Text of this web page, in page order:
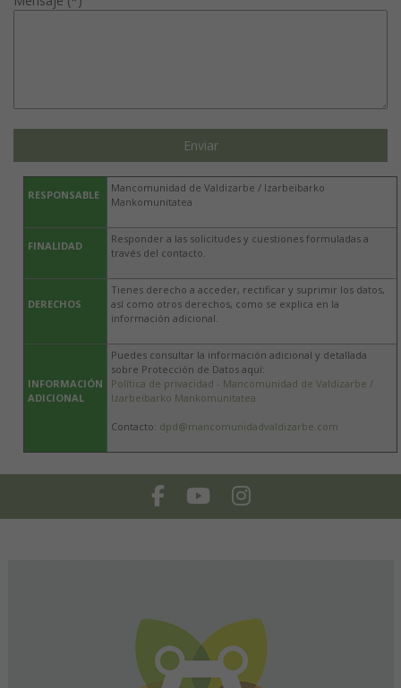
RESPONSABLE
Mancomunidad de Valdizarbe / Izarbeibarko
Mankomunitatea
FINALIDAD
Responder a las solicitudes y cuestiones formuladas a
través del contacto.
DERECHOS
Tienes derecho a acceder, rectificar y suprimir los datos,
así como otros derechos, como se explica en la
información adicional.
INFORMACIÓN
ADICIONAL
Puedes consultar la información adicional y detallada
sobre Protección de Datos aquí:
Política de privacidad - Mancomunidad de Valdizarbe /
Izarbeibarko Mankomunitatea
Contacto: dpd@mancomunidadvaldizarbe.com
FacebookYoutubeInstagram